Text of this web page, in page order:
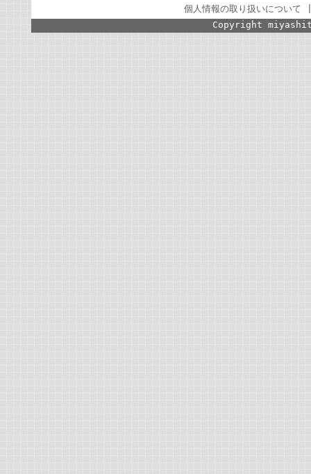
個人情報の取り扱いについて
Copyright